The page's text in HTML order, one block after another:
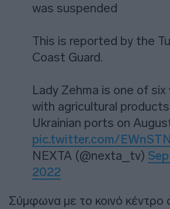
was suspended
This is reported by the
Coast Guard.
Lady Zehma is one of six
with agricultural
Ukrainian ports on
pic.twitter.com/
NEXTA (@nexta_tv)
2022
Σύμφωνα με το κοινό κέντρο